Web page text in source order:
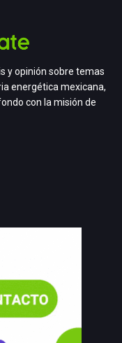
y opinión sobre temas
energética mexicana,
con la misión de